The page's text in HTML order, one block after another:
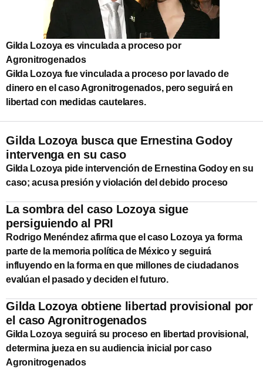
Gilda Lozoya es vinculada a proceso por
Agronitrogenados
Gilda Lozoya fue vinculada a proceso por lavado de
dinero en el caso Agronitrogenados, pero seguirá en
libertad con medidas cautelares.
Gilda Lozoya busca que Ernestina Godoy
intervenga en su caso
Gilda Lozoya pide intervención de Ernestina Godoy en su
caso; acusa presión y violación del debido proceso
La sombra del caso Lozoya sigue
persiguiendo al PRI
Rodrigo Menéndez afirma que el caso Lozoya ya forma
parte de la memoria política de México y seguirá
influyendo en la forma en que millones de ciudadanos
evalúan el pasado y deciden el futuro.
Gilda Lozoya obtiene libertad provisional por
el caso Agronitrogenados
Gilda Lozoya seguirá su proceso en libertad provisional,
determina jueza en su audiencia inicial por caso
Agronitrogenados